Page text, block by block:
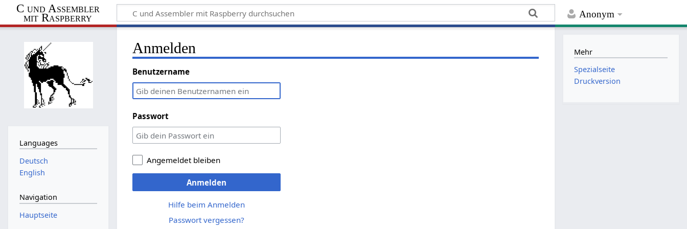
Anonym
C und Assembler
mit Raspberry
Anmelden
Benutzername
Passwort
Angemeldet bleiben
Anmelden
Hilfe beim Anmelden
Passwort vergessen?
Languages
Deutsch
English
Navigation
Hauptseite
Mehr
Spezialseite
Druckversion